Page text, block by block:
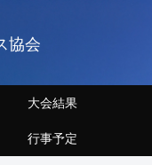
協会
大会結果
行事予定